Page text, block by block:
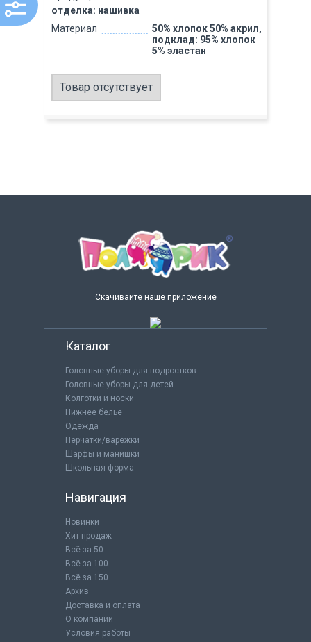
отделка: нашивка
Материал
50% хлопок 50% акрил,
подклад: 95% хлопок
5% эластан
Товар отсутствует
Скачивайте наше приложение
Каталог
Головные уборы для подростков
Головные уборы для детей
Колготки и носки
Нижнее бельё
Одежда
Перчатки/варежки
Шарфы и манишки
Школьная форма
Навигация
Новинки
Хит продаж
Всё за 50
Всё за 100
Всё за 150
Архив
Доставка и оплата
О компании
Условия работы